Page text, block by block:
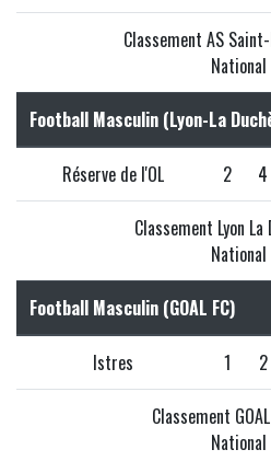
Classement AS
Football Masculin (Lyon-La
Réserve de l'OL 2 4
Classement Lyon
Football Masculin (GOAL FC)
Istres 1 2
Classement